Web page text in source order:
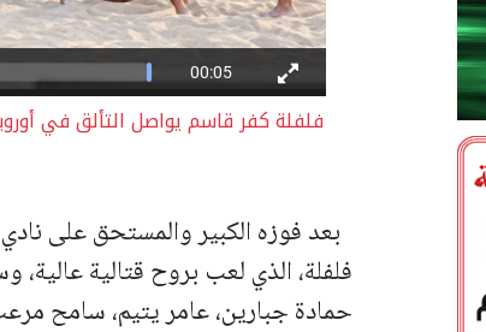
فلفلة كفر قاسم يواصل التألق في
بعد فوزه الكبير والمستحق على
فلفلة، الذي لعب بروح قتالية
حمادة جبارين، عامر يتيم، سامح